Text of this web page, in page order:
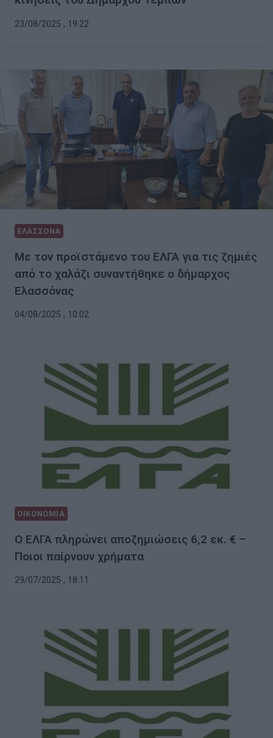
23/08/2025 , 19:22
ΕΛΑΣΣΟΝΑ
Με τον προϊστάμενο του ΕΛΓΑ για τις ζημιές
από το χαλάζι συναντήθηκε ο δήμαρχος
Ελασσόνας
04/08/2025 , 10:02
ΟΙΚΟΝΟΜΙΑ
Ο ΕΛΓΑ πληρώνει αποζημιώσεις 6,2 εκ. € –
Ποιοι παίρνουν χρήματα
29/07/2025 , 18:11